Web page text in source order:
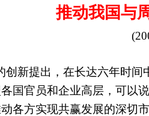
推动我国与
创新提出，在长达六年时
国官员和企业高层，可以
各方实现共赢发展的深切